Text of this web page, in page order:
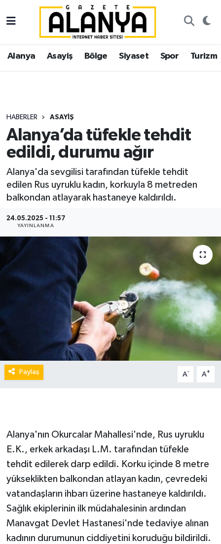
Alanya Asayiş Bölge Siyaset Spor Turizm
HABERLER ASAYIŞ
Alanya’da tüfekle tehdit
edildi, durumu ağır
Alanya'da sevgilisi tarafından tüfekle tehdit
edilen Rus uyruklu kadın, korkuyla 8 metreden
balkondan atlayarak hastaneye kaldırıldı.
24.05.2025 - 11:57
YAYINLANMA
Paylaş A- A+
Alanya'nın Okurcalar Mahallesi'nde, Rus uyruklu
E.K., erkek arkadaşı L.M. tarafından tüfekle
tehdit edilerek darp edildi. Korku içinde 8 metre
yükseklikten balkondan atlayan kadın, çevredeki
vatandaşların ihbarı üzerine hastaneye kaldırıldı.
Sağlık ekiplerinin ilk müdahalesinin ardından
Manavgat Devlet Hastanesi'nde tedaviye alınan
kadının durumunun ciddiyetini koruduğu bildirildi.
Alanya
Asayiş
Siyaset
Spor
Turizm
Ekonomi
İstanbul Nöbetçi Eczaneler
İstanbul Hava Durumu
Süper Lig Puan Durumu ve Fikstür
Tüm Manşetler
Son Dakika Haberleri
Haber Arşivi